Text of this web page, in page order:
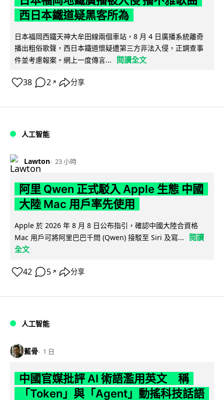
西日本鐵道疑黑客所為
日本福岡西鐵天神大牟田線兩個車站，8 月 4 日廣播系統離奇
播出粗俗歌聲，西日本鐵道懷疑遭第三方非法入侵，正調查事
件並考慮報案。網上一度傳言...
閱讀全文
38 2 ↗ 分享
人工智能
Lawton 23 小時
阿里 Qwen 正式駁入 Apple 生態 中國
大陸 Mac 用戶率先使用
Apple 於 2026 年 8 月 8 日公布指引，確認中國大陸合資格
Mac 用戶可將阿里巴巴千問 (Qwen) 接駁至 Siri 及寫...
閱讀
全文
42 5 ↗ 分享
人工智能
藍骨 1 日
中國官媒批評 AI 術語濫用英文 稱
「Token」與「Agent」動搖科技話語